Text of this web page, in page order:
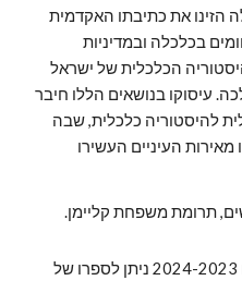
הזינו את כתיבתו האקדמית
בכלכלה ובמדיניות
הכלכלית של ישראל
עיסוקו בנושאים הללו חיבר
להיסטוריה כלכלית, שבה
העיניים העשירו
תרומת משפחת קליימן.
הפרס עבור ספר שפורסם בשנים 2024-2023 ניתן לספרו של